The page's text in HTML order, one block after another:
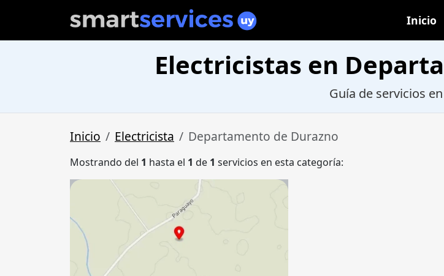
Inicio
Electricistas en
Guía de servicios
Inicio Electricista Departamento de Durazno
Mostrando del 1 hasta el 1 de 1 servicios en esta categoría: